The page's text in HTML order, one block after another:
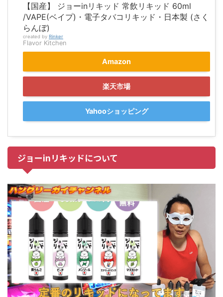
【国産】 ジョーinリキッド 常飲リキッド 60ml
/VAPE(ベイプ)・電子タバコリキッド・日本製 (さく
らんぼ)
created by Rinker
Flavor Kitchen
Amazon
楽天市場
Yahooショッピング
ジョーinリキッドについて